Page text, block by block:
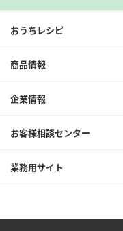
おうちレシピ
商品情報
企業情報
お客様相談センター
業務用サイト